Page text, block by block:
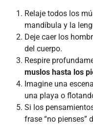
Relaje todos los
mandíbula y la
Deje caer los
del cuerpo.
Respire
muslos hasta los
Imagine una
una playa o
Si los
frase “no pienses”